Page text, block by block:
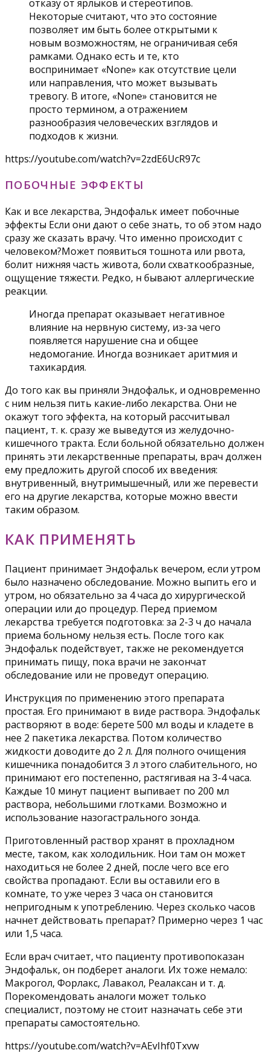
отказу от ярлыков и стереотипов.
Некоторые считают, что это состояние
позволяет им быть более открытыми к
новым возможностям, не ограничивая себя
рамками. Однако есть и те, кто
воспринимает «None» как отсутствие цели
или направления, что может вызывать
тревогу. В итоге, «None» становится не
просто термином, а отражением
разнообразия человеческих взглядов и
подходов к жизни.
https://youtube.com/watch?v=2zdE6UcR97c
ПОБОЧНЫЕ ЭФФЕКТЫ
Как и все лекарства, Эндофальк имеет побочные
эффекты Если они дают о себе знать, то об этом надо
сразу же сказать врачу. Что именно происходит с
человеком?Может появиться тошнота или рвота,
болит нижняя часть живота, боли схваткообразные,
ощущение тяжести. Редко, н бывают аллергические
реакции.
Иногда препарат оказывает негативное
влияние на нервную систему, из-за чего
появляется нарушение сна и общее
недомогание. Иногда возникает аритмия и
тахикардия.
До того как вы приняли Эндофальк, и одновременно
с ним нельзя пить какие-либо лекарства. Они не
окажут того эффекта, на который рассчитывал
пациент, т. к. сразу же выведутся из желудочно-
кишечного тракта. Если больной обязательно должен
принять эти лекарственные препараты, врач должен
ему предложить другой способ их введения:
внутривенный, внутримышечный, или же перевести
его на другие лекарства, которые можно ввести
таким образом.
КАК ПРИМЕНЯТЬ
Пациент принимает Эндофальк вечером, если утром
было назначено обследование. Можно выпить его и
утром, но обязательно за 4 часа до хирургической
операции или до процедур. Перед приемом
лекарства требуется подготовка: за 2-3 ч до начала
приема больному нельзя есть. После того как
Эндофальк подействует, также не рекомендуется
принимать пищу, пока врачи не закончат
обследование или не проведут операцию.
Инструкция по применению этого препарата
простая. Его принимают в виде раствора. Эндофальк
растворяют в воде: берете 500 мл воды и кладете в
нее 2 пакетика лекарства. Потом количество
жидкости доводите до 2 л. Для полного очищения
кишечника понадобится 3 л этого слабительного, но
принимают его постепенно, растягивая на 3-4 часа.
Каждые 10 минут пациент выпивает по 200 мл
раствора, небольшими глотками. Возможно и
использование назогастрального зонда.
Приготовленный раствор хранят в прохладном
месте, таком, как холодильник. Нои там он может
находиться не более 2 дней, после чего все его
свойства пропадают. Если вы оставили его в
комнате, то уже через 3 часа он становится
непригодным к употреблению. Через сколько часов
начнет действовать препарат? Примерно через 1 час
или 1,5 часа.
Если врач считает, что пациенту противопоказан
Эндофальк, он подберет аналоги. Их тоже немало:
Макрогол, Форлакс, Лавакол, Реалаксан и т. д.
Порекомендовать аналоги может только
специалист, поэтому не стоит назначать себе эти
препараты самостоятельно.
https://youtube.com/watch?v=AEvIhf0Txvw